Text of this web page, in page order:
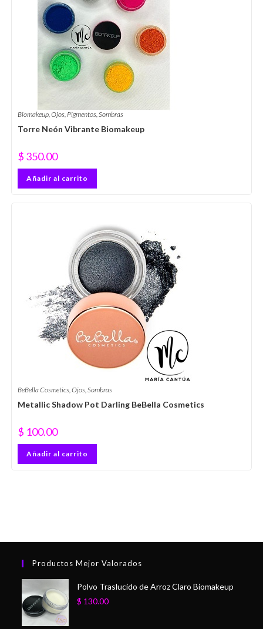
Biomakeup,Ojos, Pigmentos,Sombras
Torre Neón Vibrante Biomakeup
$ 350.00
Añadir al carrito
BeBella Cosmetics, Ojos, Sombras
Metallic Shadow Pot Darling BeBella Cosmetics
$ 100.00
Añadir al carrito
Productos Mejor Valorados
Polvo Traslucido de Arroz Claro Biomakeup
$ 130.00